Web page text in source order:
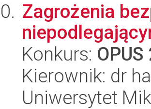
Zagrożenia
Konkurs: OPUS
Kierownik: dr
Uniwersytet